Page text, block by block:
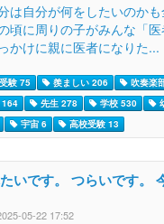
は自分が何をしたいのかも
頃に周りの子がみんな「
かけに親に医者になりた...
験 75 羨ましい 206 吹奏楽
164 先生 278 学校 530
宇宙 6 高校受験 13
いです。 つらいです。
05-22 17:52